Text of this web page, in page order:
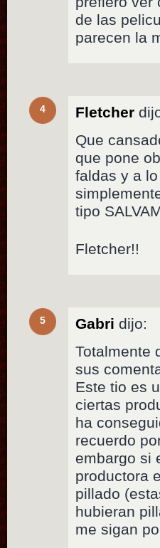
de las
parecen la
4 Fletcher
Que
que pone
faldas y a
tipo
Fletcher!!
5 Gabri dijo:
Totalmente
sus
Este tio es
ciertas
ha
recuerdo
embargo si
productora
pillado
hubieran
me sigan